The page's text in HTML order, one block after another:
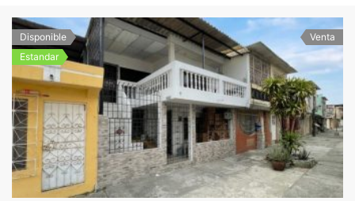
Disponible
Estandar
Venta